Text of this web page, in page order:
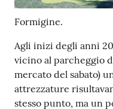
Tutti
gli
argomenti...
Formigine.
Agli inizi degli anni
vicino al parcheggio
mercato del sabato)
attrezzature
stesso punto, ma un